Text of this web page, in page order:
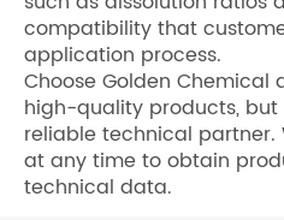
compatibility that
application process.
Choose Golden
high-quality products,
reliable technical
at any time to obtain
technical data.